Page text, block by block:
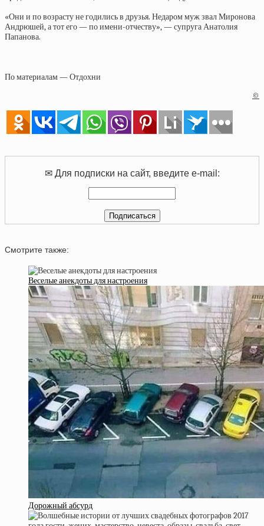
«Они и по возрасту не годились в друзья. Недаром муж звал Миронова
Андрюшей, а тот его — по имени-отчеству», — супруга Анатолия
Папанова.
По материалам — Отдохни
©
✉ Для подписки на сайт, введите e-mail:
Смотрите также:
Веселые анекдоты для настроения
Дорожный абсурд